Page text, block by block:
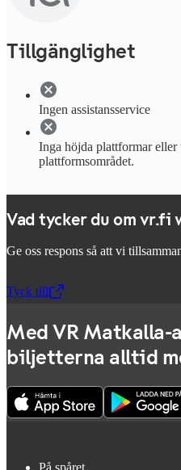
Tillgänglighet
Ingen assistansservice
Inga höjda plattformar
plattformsområdet.
Vad tycker du om vr.fi
Ge oss respons så att vi
Tyck till
,Öppnas i en ny flik
Med VR Matkalla-
biljetterna alltid
På spåret